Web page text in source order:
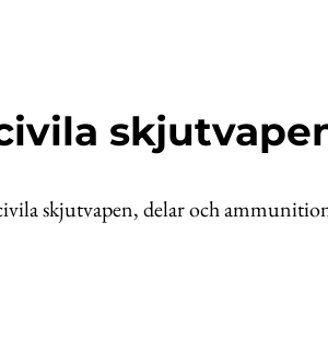
skjutvapen, delar och